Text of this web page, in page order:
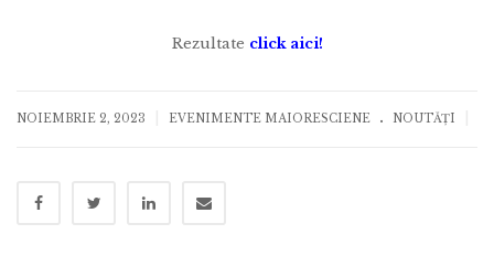
Rezultate click aici!
NOIEMBRIE 2, 2023 EVENIMENTE MAIORESCIENE . NOUTĂȚI